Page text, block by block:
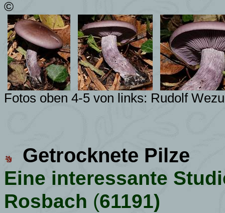
©
Fotos oben 4-5 von links: Rudolf
Getrocknete Pilze
Eine interessante
Rosbach (61191)